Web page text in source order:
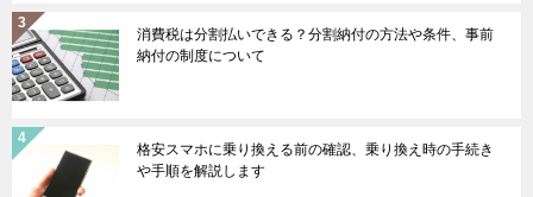
消費税は分割払いできる？分割納付の方法や条件、事前
納付の制度について
格安スマホに乗り換える前の確認、乗り換え時の手続き
や手順を解説します